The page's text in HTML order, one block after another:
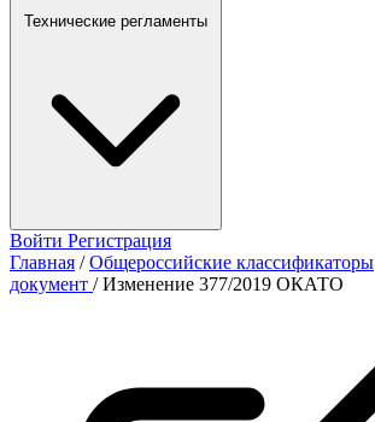
Технические регламенты
Войти Регистрация
Главная / Общероссийские классификаторы
документ / Изменение 377/2019 ОКАТО